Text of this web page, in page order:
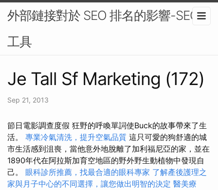
外部鏈接對於 SEO 排名的影響-SEO
工具
Je Tall Sf Marketing (172)
Sep 21, 2013
節日電影調查度假 狂野的呼喚單詞使Buck的故事帶來了生
活。 專業冷氣清洗，提升空氣品質 這只可愛的狗舒適的城
市生活感到沮喪，當他意外地脫離了加利福尼亞的家，並在
1890年代在阿拉斯加育空地區的野外野生動植物中發現自
己。 眼科診所推薦，找最合適的眼科專家 了解產後護理之
家與月子中心的不同選擇，讓您做出明智的決定 醫美療